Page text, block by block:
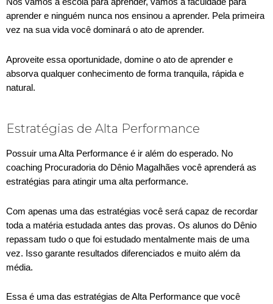
aprender e ninguém nunca nos ensinou a aprender. Pela primeira
vez na sua vida você dominará o ato de aprender.
Aproveite essa oportunidade, domine o ato de aprender e
absorva qualquer conhecimento de forma tranquila, rápida e
natural.
Estratégias de Alta Performance
Possuir uma Alta Performance é ir além do esperado. No
coaching Procuradoria do Dênio Magalhães você aprenderá as
estratégias para atingir uma alta performance.
Com apenas uma das estratégias você será capaz de recordar
toda a matéria estudada antes das provas. Os alunos do Dênio
repassam tudo o que foi estudado mentalmente mais de uma
vez. Isso garante resultados diferenciados e muito além da
média.
Essa é uma das estratégias de Alta Performance que você